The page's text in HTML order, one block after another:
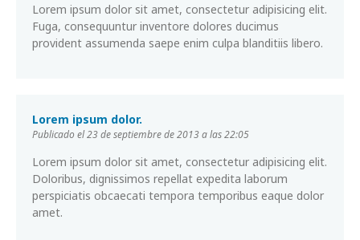
Lorem ipsum dolor sit amet, consectetur adipisicing elit.
Fuga, consequuntur inventore dolores ducimus
provident assumenda saepe enim culpa blanditiis libero.
Lorem ipsum dolor.
Publicado el 23 de septiembre de 2013 a las 22:05
Lorem ipsum dolor sit amet, consectetur adipisicing elit.
Doloribus, dignissimos repellat expedita laborum
perspiciatis obcaecati tempora temporibus eaque dolor
amet.